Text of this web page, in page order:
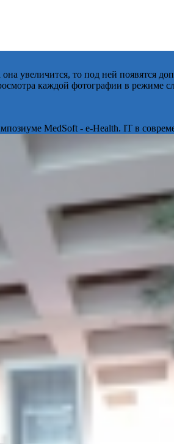
увеличится, то под ней появятся
каждой фотографии в режиме
MedSoft - e-Health. IT в